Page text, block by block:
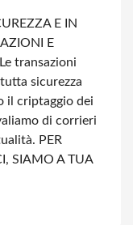
E IN
E
Le transazioni
sicurezza
il criptaggio dei
di corrieri
PER
SIAMO A TUA